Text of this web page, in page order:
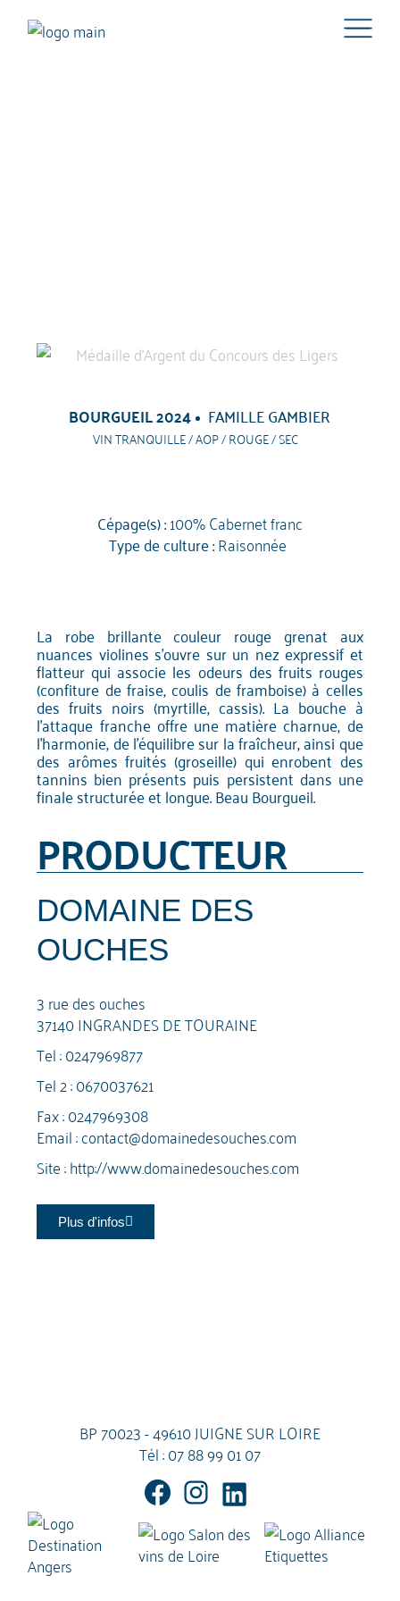
BOURGUEIL 2024 FAMILLE GAMBIER
VIN TRANQUILLE / AOP / ROUGE / SEC
Cépage(s) :100% Cabernet franc
Type de culture :Raisonnée
La robe brillante couleur rouge grenat aux
nuances violines s'ouvre sur un nez expressif et
flatteur qui associe les odeurs des fruits rouges
(confiture de fraise, coulis de framboise) à celles
des fruits noirs (myrtille, cassis). La bouche à
l'attaque franche offre une matière charnue, de
l'harmonie, de l'équilibre sur la fraîcheur, ainsi que
des arômes fruités (groseille) qui enrobent des
tannins bien présents puis persistent dans une
finale structurée et longue. Beau Bourgueil.
PRODUCTEUR
DOMAINE DES
OUCHES
3 rue des ouches
37140 INGRANDES DE TOURAINE
Tel :0247969877
Tel 2 :0670037621
Fax : 0247969308
Email :contact@domainedesouches.com
Site :http://www.domainedesouches.com
Plus d'infos
BP 70023 - 49610 JUIGNE SUR LOIRE
Tél :07 88 99 01 07